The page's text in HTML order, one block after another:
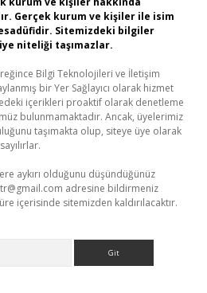
Gerçek kurum ve kişiler ile isim
Sitemizdeki bilgiler
niteliği taşımazlar.
Bilgi Teknolojileri ve İletişim
bir Yer Sağlayıcı olarak hizmet
içerikleri proaktif olarak denetleme
bulunmamaktadır. Ancak, üyelerimiz
taşımakta olup, siteye üye olarak
aykırı olduğunu düşündüğünüz
adresine bildirmeniz
içerisinde sitemizden kaldırılacaktır.